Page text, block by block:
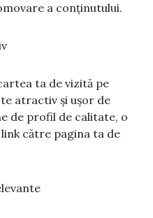
a conținutului.
ta de vizită pe
atractiv și ușor de
de profil de calitate, o
către pagina ta de